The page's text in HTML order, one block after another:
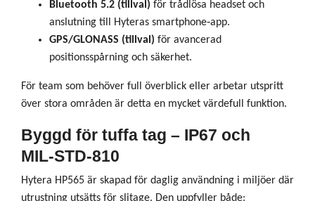
Bluetooth 5.2 (tillval) för trådlösa headset och
anslutning till Hyteras smartphone‑app.
GPS/GLONASS (tillval) för avancerad
positionsspårning och säkerhet.
För team som behöver full överblick eller arbetar utspritt
över stora områden är detta en mycket värdefull funktion.
Byggd för tuffa tag – IP67 och
MIL‑STD‑810
Hytera HP565 är skapad för daglig användning i miljöer där
utrustning utsätts för slitage. Den uppfyller både: